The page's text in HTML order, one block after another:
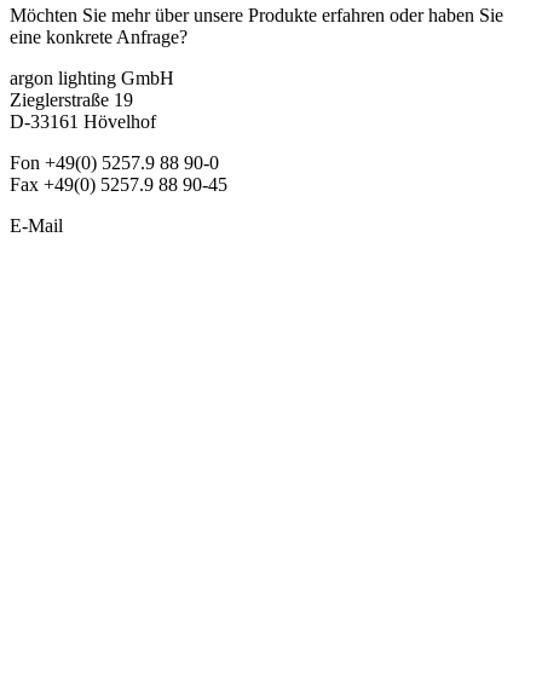
Möchten Sie mehr über unsere Produkte erfahren oder haben Sie
eine konkrete Anfrage?
argon lighting GmbH
Zieglerstraße 19
D-33161 Hövelhof
Fon +49(0) 5257.9 88 90-0
Fax +49(0) 5257.9 88 90-45
E-Mail